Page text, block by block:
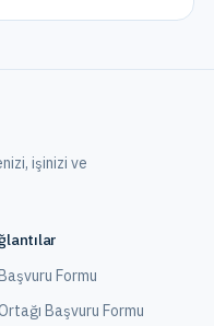
işinizi ve
Formu
Başvuru Formu